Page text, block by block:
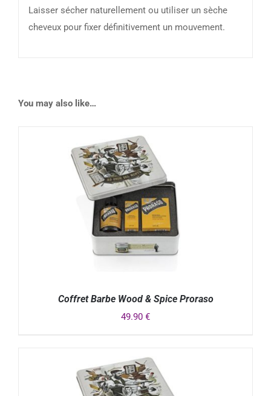
Laisser sécher naturellement ou utiliser un sèche
cheveux pour fixer définitivement un mouvement.
You may also like…
DÉTAILS
Coffret Barbe Wood & Spice Proraso
49.90 €